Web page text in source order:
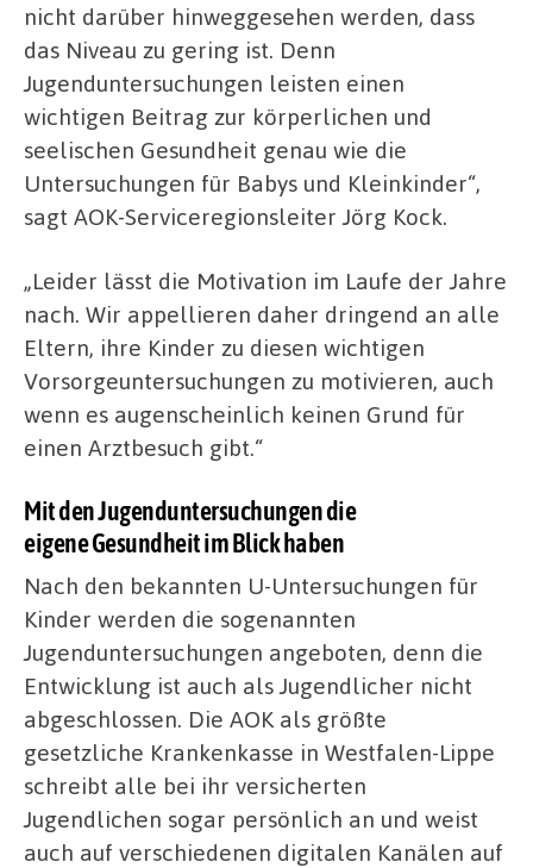
nicht darüber hinweggesehen werden, dass
das Niveau zu gering ist. Denn
Jugenduntersuchungen leisten einen
wichtigen Beitrag zur körperlichen und
seelischen Gesundheit genau wie die
Untersuchungen für Babys und Kleinkinder“,
sagt AOK-Serviceregionsleiter Jörg Kock.
„Leider lässt die Motivation im Laufe der Jahre
nach. Wir appellieren daher dringend an alle
Eltern, ihre Kinder zu diesen wichtigen
Vorsorgeuntersuchungen zu motivieren, auch
wenn es augenscheinlich keinen Grund für
einen Arztbesuch gibt.“
Mit den Jugenduntersuchungen die
eigene Gesundheit im Blick haben
Nach den bekannten U-Untersuchungen für
Kinder werden die sogenannten
Jugenduntersuchungen angeboten, denn die
Entwicklung ist auch als Jugendlicher nicht
abgeschlossen. Die AOK als größte
gesetzliche Krankenkasse in Westfalen-Lippe
schreibt alle bei ihr versicherten
Jugendlichen sogar persönlich an und weist
auch auf verschiedenen digitalen Kanälen auf